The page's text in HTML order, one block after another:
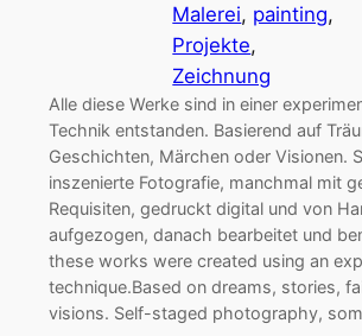
Malerei, painting
Projekte
Zeichnung
Alle diese Werke sind in einer
Technik entstanden. Basierend auf
Geschichten, Märchen oder Visionen.
inszenierte Fotografie, manchmal mit
Requisiten, gedruckt digital und von
aufgezogen, danach bearbeitet und
these works were created using an
technique.Based on dreams, stories,
visions. Self-staged photography,